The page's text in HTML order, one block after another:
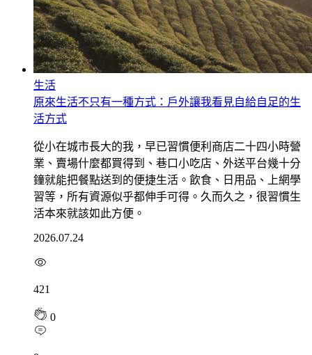
生活
原來生活不只有一種方式：戶外讓我看見自給自足的生
活方式
從小在城市長大的我，早已習慣便利商店二十四小時營
業、賣場什麼都買得到、巷口小吃店、外送平台幾十分
鐘就能把餐點送到的便捷生活。飲食、日用品、上網學
習等，所有資源似乎都伸手可得。久而久之，很習慣生
活本來就該如此方便。
2026.07.24
421
0